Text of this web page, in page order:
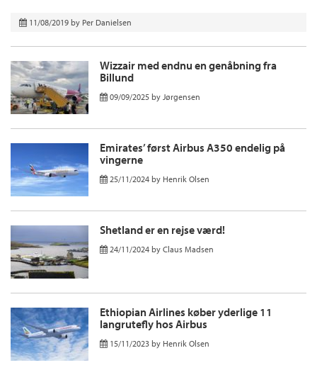
11/08/2019 by Per Danielsen
Wizzair med endnu en genåbning fra
Billund
09/09/2025 by Jørgensen
Emirates’ først Airbus A350 endelig på
vingerne
25/11/2024 by Henrik Olsen
Shetland er en rejse værd!
24/11/2024 by Claus Madsen
Ethiopian Airlines køber yderlige 11
langrutefly hos Airbus
15/11/2023 by Henrik Olsen